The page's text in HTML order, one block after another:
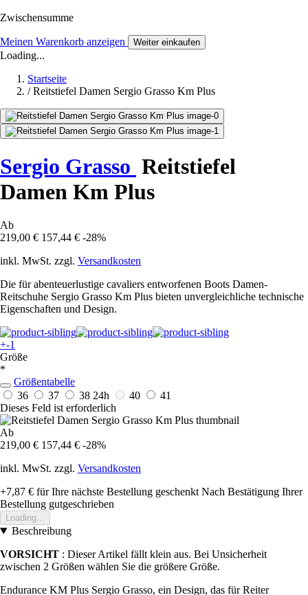
Zwischensumme
Meinen Warenkorb anzeigen Weiter einkaufen
Loading...
Startseite
/ Reitstiefel Damen Sergio Grasso Km Plus
Sergio Grasso Reitstiefel
Damen Km Plus
Ab
219,00 € 157,44 € -28%
inkl. MwSt. zzgl. Versandkosten
Die für abenteuerlustige cavaliers entworfenen Boots Damen-
Reitschuhe Sergio Grasso Km Plus bieten unvergleichliche technische
Eigenschaften und Design.
+-1
Größe
*
Größentabelle
36
37 38 24h 40
41
Dieses Feld ist erforderlich
Ab
219,00 € 157,44 € -28%
inkl. MwSt. zzgl. Versandkosten
+7,87 € für Ihre nächste Bestellung geschenkt Nach Bestätigung Ihrer
Bestellung gutgeschrieben
Loading...
Beschreibung
VORSICHT : Dieser Artikel fällt klein aus. Bei Unsicherheit
zwischen 2 Größen wählen Sie die größere Größe.
Endurance KM Plus Sergio Grasso, ein Design, das für Reiter